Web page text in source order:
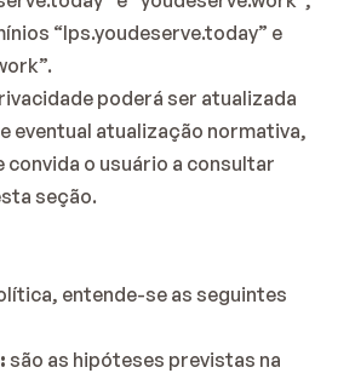
“lps.youdeserve.today” e
poderá ser atualizada
eventual atualização normativa,
convida o usuário a consultar
seção.
entende-se as seguintes
são as hipóteses previstas na